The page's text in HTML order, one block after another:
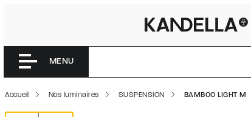
MENU
Accueil Nos luminaires SUSPENSION BAMBOO LIGHT M